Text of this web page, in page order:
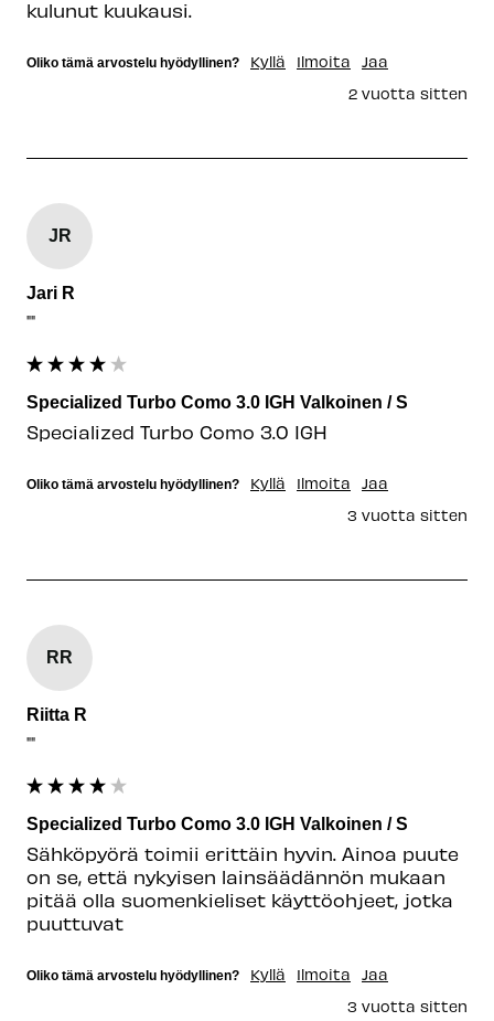
kulunut kuukausi.
Oliko tämä arvostelu hyödyllinen? Kyllä Ilmoita
Jaa
2 vuotta sitten
JR
Jari R
""
Specialized Turbo Como 3.0 IGH Valkoinen / S
Specialized Turbo Como 3.0 IGH
Oliko tämä arvostelu hyödyllinen? Kyllä Ilmoita
Jaa
3 vuotta sitten
RR
Riitta R
""
Specialized Turbo Como 3.0 IGH Valkoinen / S
Sähköpyörä toimii erittäin hyvin. Ainoa puute
on se, että nykyisen lainsäädännön mukaan
pitää olla suomenkieliset käyttöohjeet, jotka
puuttuvat
Oliko tämä arvostelu hyödyllinen? Kyllä Ilmoita
Jaa
3 vuotta sitten